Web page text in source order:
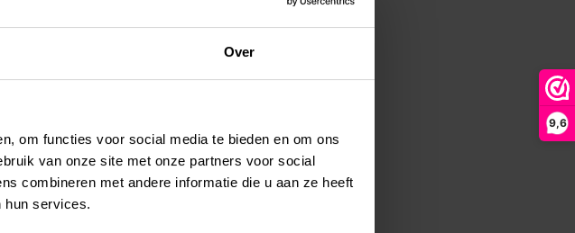
Over
om functies voor social media te bieden en om ons
van onze site met onze partners voor social
combineren met andere informatie die u aan ze heeft
hun services.
9,6